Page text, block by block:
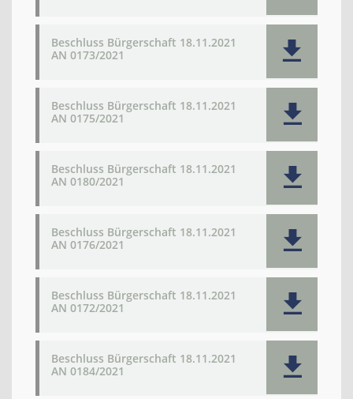
Beschluss Bürgerschaft 18.11.2021
AN 0173/2021
Beschluss Bürgerschaft 18.11.2021
AN 0175/2021
Beschluss Bürgerschaft 18.11.2021
AN 0180/2021
Beschluss Bürgerschaft 18.11.2021
AN 0176/2021
Beschluss Bürgerschaft 18.11.2021
AN 0172/2021
Beschluss Bürgerschaft 18.11.2021
AN 0184/2021